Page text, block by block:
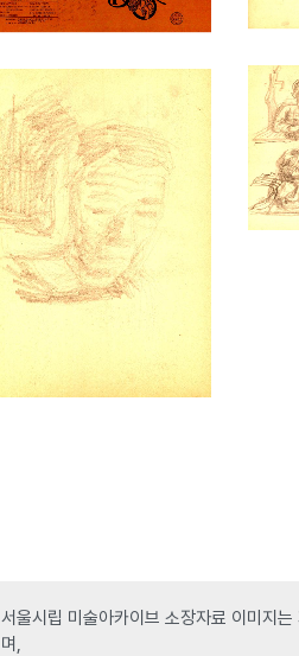
서울시립 미술아카이브 소장자료 이미지
며,